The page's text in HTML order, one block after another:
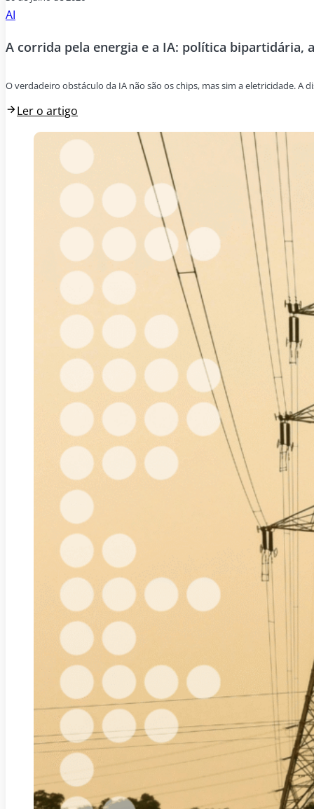
AI
A corrida pela energia e a IA: política bipartidária,
O verdadeiro obstáculo da IA não são os chips, mas sim a eletricidade.
Ler o artigo